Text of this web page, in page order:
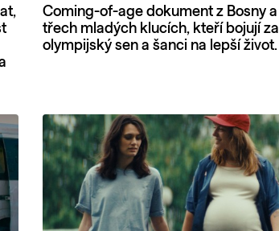
Coming-of-age dokument z Bosny
třech mladých klucích, kteří bojují
olympijský sen a šanci na lepší život.